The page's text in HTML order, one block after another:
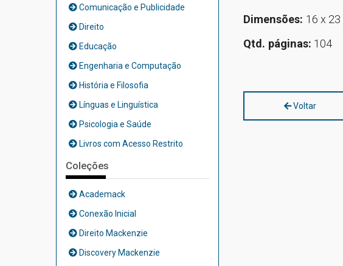
Comunicação e Publicidade
Direito
Educação
Engenharia e Computação
História e Filosofia
Línguas e Linguística
Psicologia e Saúde
Livros com Acesso Restrito
Coleções
Academack
Conexão Inicial
Direito Mackenzie
Discovery Mackenzie
Dimensões: 16 x
Qtd. páginas: 104
Voltar